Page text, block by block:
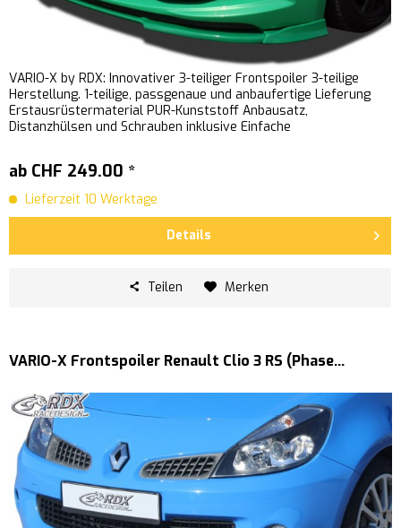
VARIO-X by RDX: Innovativer 3-teiliger Frontspoiler 3-teilige
Herstellung. 1-teilige, passgenaue und anbaufertige Lieferung
Erstausrüstermaterial PUR-Kunststoff Anbausatz,
Distanzhülsen und Schrauben inklusive Einfache
ab CHF 249.00 *
Lieferzeit 10 Werktage
Details
Teilen Merken
VARIO-X Frontspoiler Renault Clio 3 RS (Phase...